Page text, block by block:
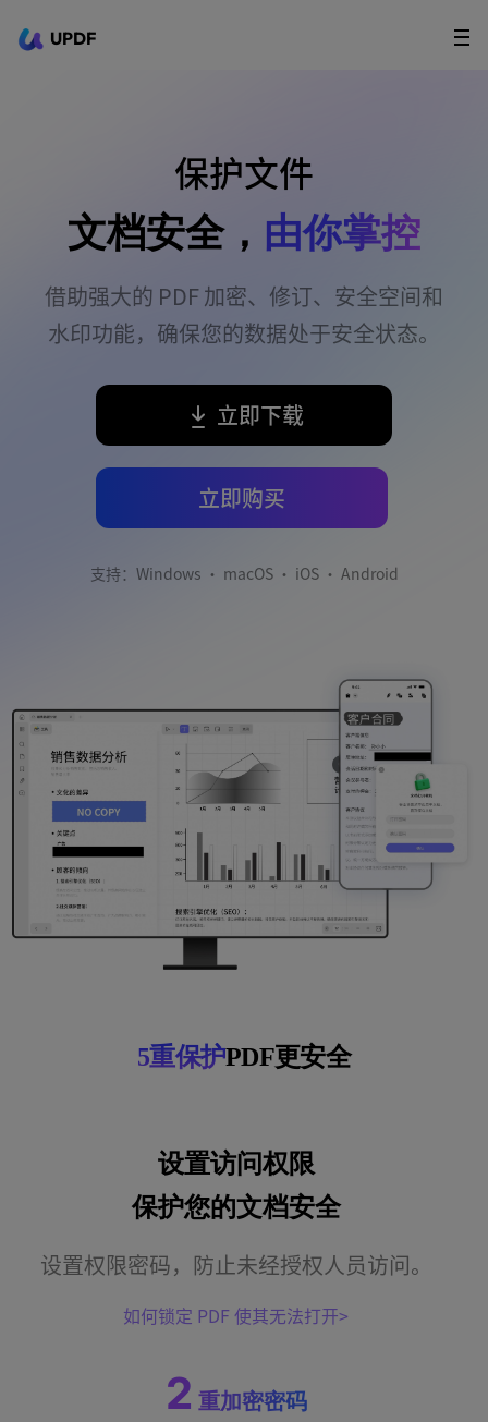
UPDF
AI Agents
升级会员
保护文件
文档安全， 由你掌控
借助强大的 PDF 加密、修订、安全空间和
水印功能，确保您的数据处于安全状态。
立即下载
立即购买
支持：Windows · macOS · iOS · Android
5重保护PDF更安全
设置访问权限
保护您的文档安全
设置权限密码，防止未经授权人员访问。
如何锁定 PDF 使其无法打开
2 重加密密码